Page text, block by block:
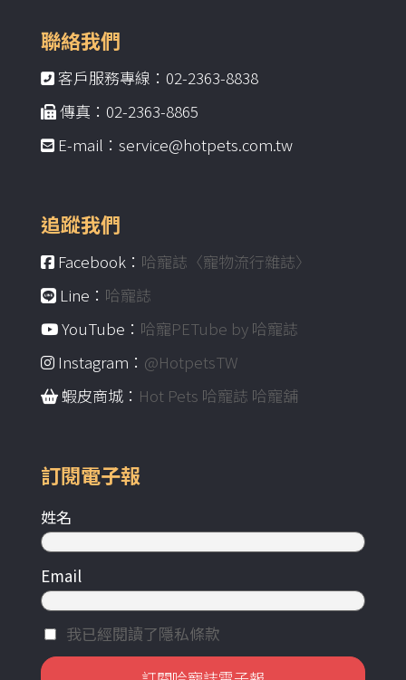
聯絡我們
客戶服務專線：02-2363-8838
傳真：02-2363-8865
E-mail：service@hotpets.com.tw
追蹤我們
Facebook： 哈寵誌〈寵物流行雜誌〉
Line： 哈寵誌
YouTube： 哈寵PETube by 哈寵誌
Instagram： @HotpetsTW
蝦皮商城： Hot Pets 哈寵誌 哈寵舖
訂閱電子報
姓名
Email
我已經閱讀了隱私條款